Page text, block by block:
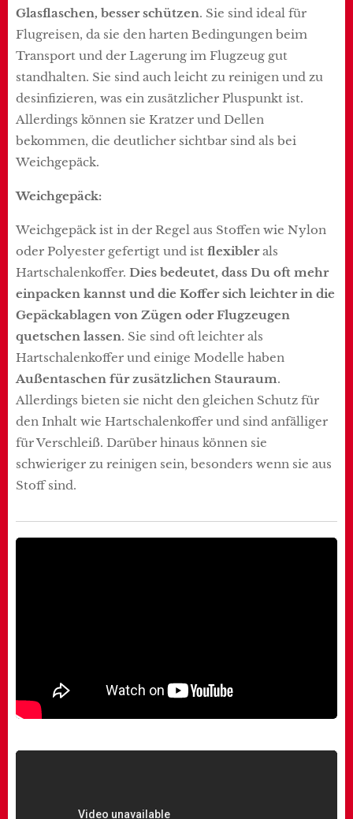
Glasflaschen, besser schützen. Sie sind ideal für
Flugreisen, da sie den harten Bedingungen beim
Transport und der Lagerung im Flugzeug gut
standhalten. Sie sind auch leicht zu reinigen und zu
desinfizieren, was ein zusätzlicher Pluspunkt ist.
Allerdings können sie Kratzer und Dellen
bekommen, die deutlicher sichtbar sind als bei
Weichgepäck.
Weichgepäck:
Weichgepäck ist in der Regel aus Stoffen wie Nylon
oder Polyester gefertigt und ist flexiblerals
Hartschalenkoffer. Dies bedeutet, dass Du oft mehr
einpacken kannst und die Koffer sich leichter in die
Gepäckablagen von Zügen oder Flugzeugen
quetschen lassen. Sie sind oft leichter als
Hartschalenkoffer und einige Modelle haben
Außentaschen für zusätzlichen Stauraum.
Allerdings bieten sie nicht den gleichen Schutz für
den Inhalt wie Hartschalenkoffer und sind anfälliger
für Verschleiß. Darüber hinaus können sie
schwieriger zu reinigen sein, besonders wenn sie aus
Stoff sind.